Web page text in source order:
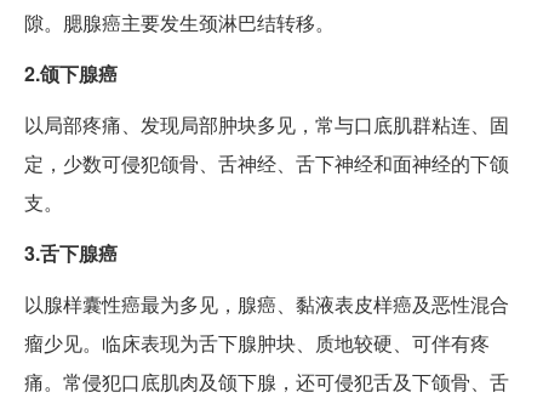
隙。腮腺癌主要发生颈淋巴结转移。
2.颌下腺癌
以局部疼痛、发现局部肿块多见，常与口底肌群粘连、固
定，少数可侵犯颌骨、舌神经、舌下神经和面神经的下颌
支。
3.舌下腺癌
以腺样囊性癌最为多见，腺癌、黏液表皮样癌及恶性混合
瘤少见。临床表现为舌下腺肿块、质地较硬、可伴有疼
痛。常侵犯口底肌肉及颌下腺，还可侵犯舌及下颌骨、舌